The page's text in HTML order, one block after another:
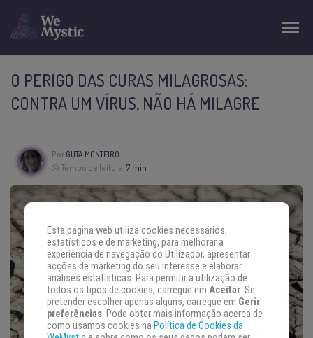
O PERIGO DAS CURAS MILAGROSAS:
CONTRA UM VÍRUS, NÃO HÁ MILAGRE
Por GUTA MONTEIRO
Tempo de leitura: 7 min
Esta página web utiliza cookies necessários,
estatísticos e de marketing, para melhorar a
experiência de navegação do Utilizador, apresentar
acções de marketing do seu interesse e elaborar
análises estatísticas. Para permitir a utilização de
todos os tipos de cookies, carregue em Aceitar. Se
pretender escolher apenas alguns, carregue em Gerir
preferências. Pode obter mais informação acerca de
como usamos cookies na Política de Cookies da